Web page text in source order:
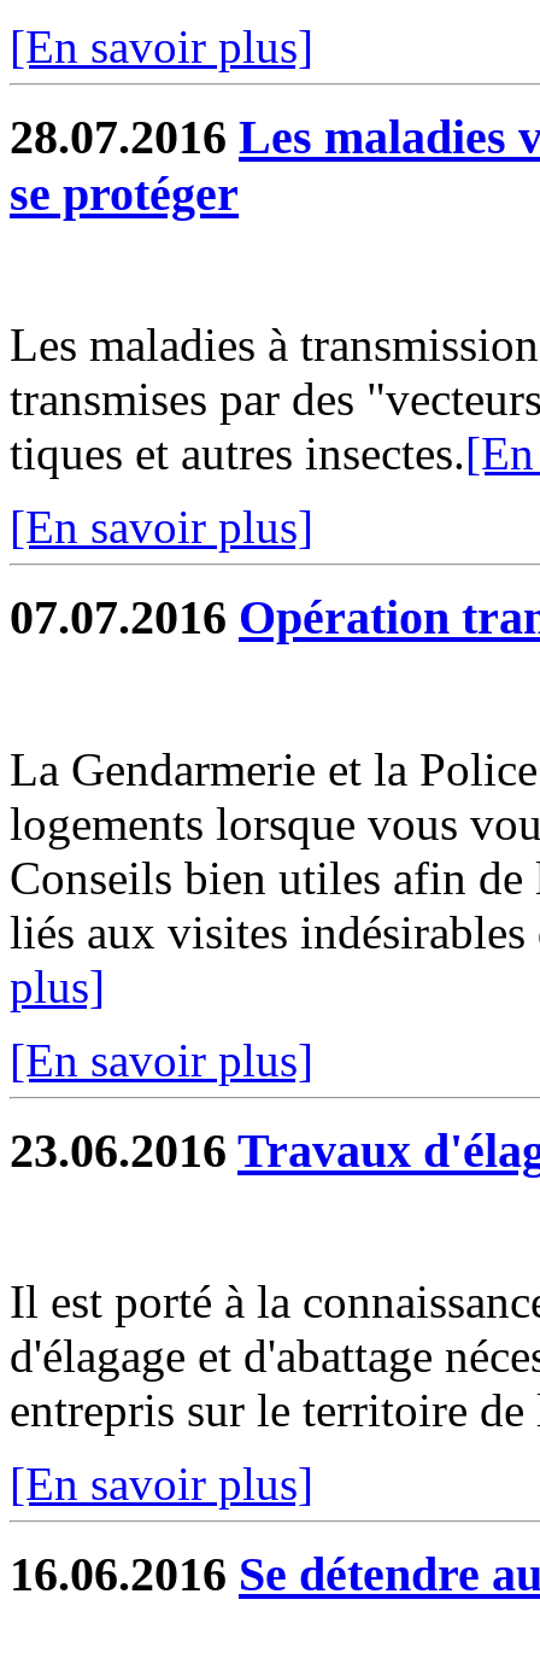
[En savoir plus]
28.07.2016 Les maladies
se protéger
Les maladies à
transmises par des
tiques et autres insectes.
[En savoir plus]
07.07.2016 Opération
La Gendarmerie et la
logements lorsque vous
Conseils bien utiles afin
liés aux visites
plus]
[En savoir plus]
23.06.2016 Travaux
Il est porté à la
d'élagage et d'abattage
entrepris sur le territoire
[En savoir plus]
16.06.2016 Se détendre